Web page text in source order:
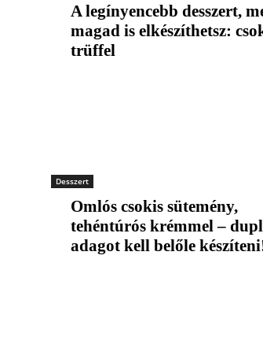
A legínyencebb desszert,
magad is elkészíthetsz:
trüffel
Desszert
Omlós csokis sütemény,
tehéntúrós krémmel –
adagot kell belőle